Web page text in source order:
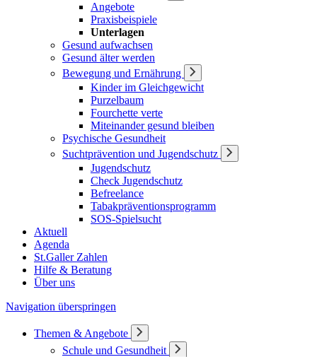
Angebote
Praxisbeispiele
Unterlagen
Gesund aufwachsen
Gesund älter werden
Bewegung und Ernährung
Kinder im Gleichgewicht
Purzelbaum
Fourchette verte
Miteinander gesund bleiben
Psychische Gesundheit
Suchtprävention und Jugendschutz
Jugendschutz
Check Jugendschutz
Befreelance
Tabakpräventionsprogramm
SOS-Spielsucht
Aktuell
Agenda
St.Galler Zahlen
Hilfe & Beratung
Über uns
Navigation überspringen
Themen & Angebote
Schule und Gesundheit